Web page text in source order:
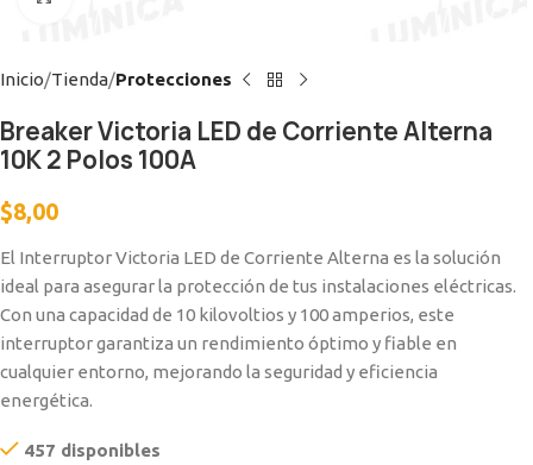
Inicio Tienda Protecciones
Breaker Victoria LED de Corriente Alterna
10K 2 Polos 100A
$8,00
El Interruptor Victoria LED de Corriente Alterna es la solución
ideal para asegurar la protección de tus instalaciones eléctricas.
Con una capacidad de 10 kilovoltios y 100 amperios, este
interruptor garantiza un rendimiento óptimo y fiable en
cualquier entorno, mejorando la seguridad y eficiencia
energética.
457 disponibles